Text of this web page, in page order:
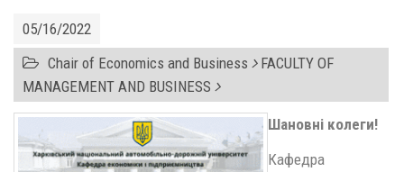
05/16/2022
Chair of Economics and Business FACULTY OF
MANAGEMENT AND BUSINESS
Шановні колеги!
Кафедра